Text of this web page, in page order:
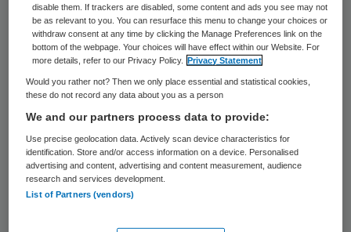
secretaresses. Deze zij-instromers kunnen
bij de zorgorganisatie een leerwerktraject
tot verzorgende IG volgen, zo meldt De
Gelderlander.
Na de zomervakantie gaan achttien zij-
instromers aan de slag in een van de tien
zorgcentra van Pantein in het Land van
Cuijk en Gennep. Dit combineren zij met een
zorgopleiding in Boxmeer bij ROC Nijmegen,
disable them. If trackers are disabled, some content and ads you see may not
be as relevant to you. You can resurface this menu to change your choices or
withdraw consent at any time by clicking the Manage Preferences link on the
bottom of the webpage. Your choices will have effect within our Website. For
more details, refer to our Privacy Policy.
Privacy Statement
Would you rather not? Then we only place essential and statistical cookies,
these do not record any data about you as a person
We and our partners process data to provide:
Use precise geolocation data. Actively scan device characteristics for
identification. Store and/or access information on a device. Personalised
advertising and content, advertising and content measurement, audience
research and services development.
List of Partners (vendors)